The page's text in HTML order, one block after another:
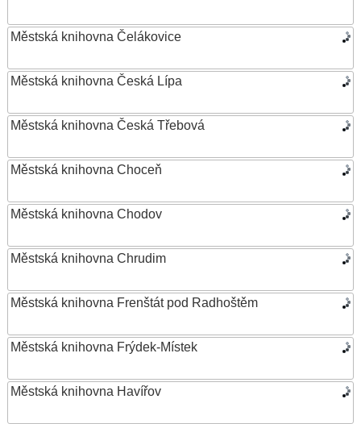
Městská knihovna Čelákovice
Městská knihovna Česká Lípa
Městská knihovna Česká Třebová
Městská knihovna Choceň
Městská knihovna Chodov
Městská knihovna Chrudim
Městská knihovna Frenštát pod Radhoštěm
Městská knihovna Frýdek-Místek
Městská knihovna Havířov